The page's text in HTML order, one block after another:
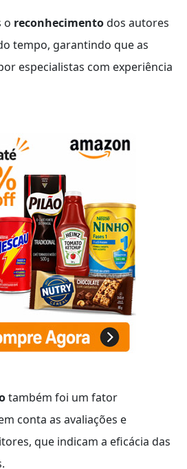
o reconhecimentodos autores
tempo, garantindo que as
especialistas com experiência
também foi um fator
conta as avaliações e
que indicam a eficácia das